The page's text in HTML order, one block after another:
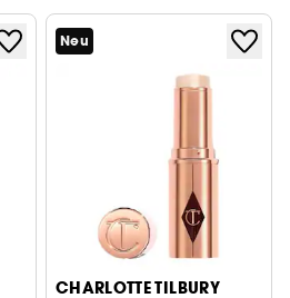
Neu
CHARLOTTE TILBURY